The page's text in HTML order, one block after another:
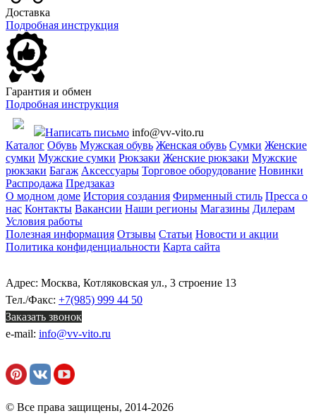
Доставка
Подробная инструкция
Гарантия и обмен
Подробная инструкция
Написать письмо info@vv-vito.ru
Каталог Обувь Мужская обувь Женская обувь Сумки Женские
сумки Мужские сумки Рюкзаки Женские рюкзаки Мужские
рюкзаки Багаж Аксессуары Торговое оборудование Новинки
Распродажа Предзаказ
О модном доме История создания Фирменный стиль Пресса о
нас Контакты Вакансии Наши регионы Магазины Дилерам
Условия работы
Полезная информация Отзывы Статьи Новости и акции
Политика конфиденциальности Карта сайта
Адрес: Москва, Котляковская ул., 3 строение 13
Тел./Факс: +7(985) 999 44 50
Заказать звонок
e-mail: info@vv-vito.ru
© Все права защищены, 2014-2026